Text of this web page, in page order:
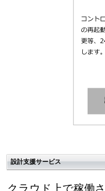
設計支援サービス
クラウド上で稼働